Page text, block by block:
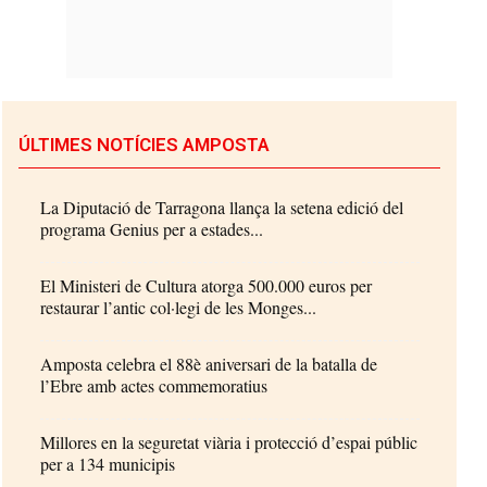
ÚLTIMES NOTÍCIES AMPOSTA
La Diputació de Tarragona llança la setena edició del
programa Genius per a estades...
El Ministeri de Cultura atorga 500.000 euros per
restaurar l’antic col·legi de les Monges...
Amposta celebra el 88è aniversari de la batalla de
l’Ebre amb actes commemoratius
Millores en la seguretat viària i protecció d’espai públic
per a 134 municipis